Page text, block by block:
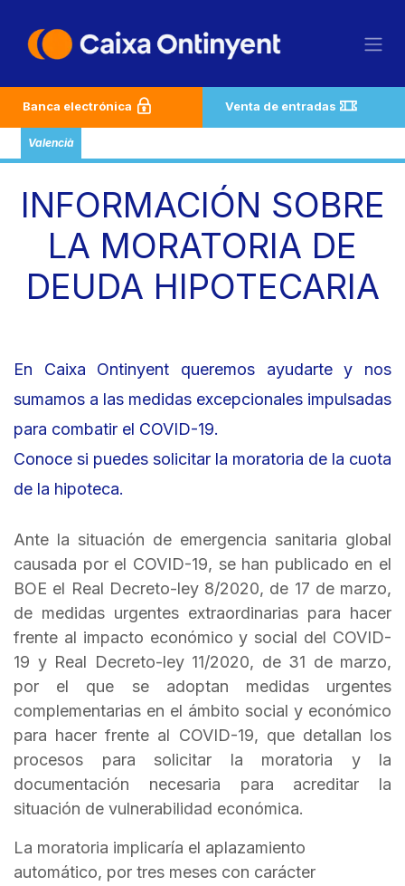
screen
reader.
press
"Ctrl
This
shortcut
the
reader
help
you
navigate
and
interact
with
the
content.
Banca electrónica Venta de entradas
Valencià
INFORMACIÓN SOBRE
LA MORATORIA DE
DEUDA HIPOTECARIA
En Caixa Ontinyent queremos ayudarte y nos
sumamos a las medidas excepcionales impulsadas
para combatir el COVID-19.
Conoce si puedes solicitar la moratoria de la cuota
de la hipoteca.
Ante la situación de emergencia sanitaria global
causada por el COVID-19, se han publicado en el
BOE el Real Decreto-ley 8/2020, de 17 de marzo,
de medidas urgentes extraordinarias para hacer
frente al impacto económico y social del COVID-
19 y Real Decreto-ley 11/2020, de 31 de marzo,
por el que se adoptan medidas urgentes
complementarias en el ámbito social y económico
para hacer frente al COVID-19, que detallan los
procesos para solicitar la moratoria y la
documentación necesaria para acreditar la
situación de vulnerabilidad económica.
La moratoria implicaría el aplazamiento
automático, por tres meses con carácter